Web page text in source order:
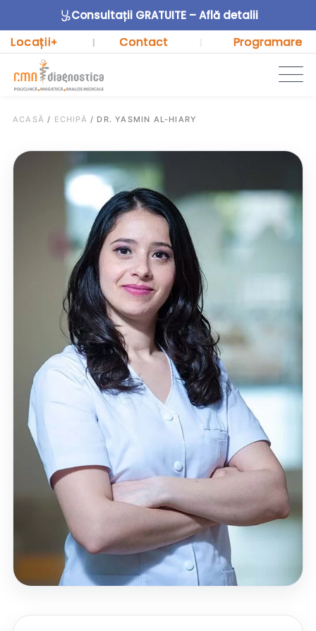
Consultații GRATUITE – Află detalii
Locații+ | Contact Programare
ACASĂ / ECHIPĂ / DR. YASMIN AL-HIARY